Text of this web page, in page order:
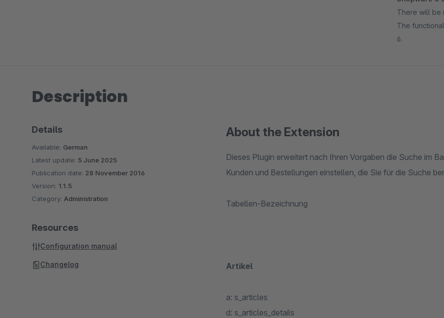
There will be
The
6.
Description
About the Extension
Dieses Plugin erweitert nach Ihren Vorgaben die Suche im
Kunden und Bestellungen einstellen, die Sie für die Suche
Tabellen-Bezeichnung
Artikel
a: s_articles
d: s_articles_details
Details
Available: German
Latest update: 5 June 2025
Publication date: 28 November 2016
Version: 1.1.5
Category: Administration
Resources
Configuration manual
Changelog